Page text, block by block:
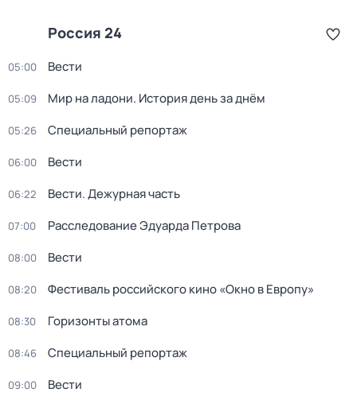
Россия 24
05:00 Вести
05:09 Мир на ладони. История день за днём
05:26 Специальный репортаж
06:00 Вести
06:22 Вести. Дежурная часть
07:00 Расследование Эдуарда Петрова
08:00 Вести
08:20 Фестиваль российского кино «Окно в Европу»
08:30 Горизонты атома
08:46 Специальный репортаж
09:00 Вести